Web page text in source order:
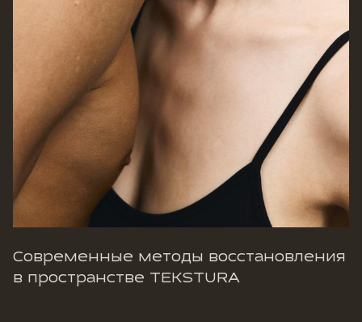
Современные методы восстановления
в пространстве TEKSTURA